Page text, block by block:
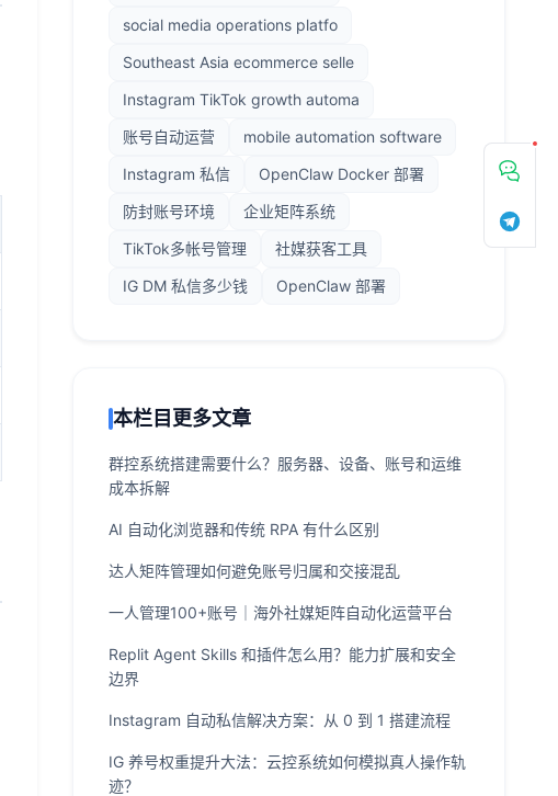
social media operations platfo
Southeast Asia ecommerce selle
Instagram TikTok growth automa
账号自动运营
mobile automation software
Instagram 私信
OpenClaw Docker 部署
防封账号环境
企业矩阵系统
TikTok多帐号管理
社媒获客工具
IG DM 私信多少钱
OpenClaw 部署
本栏目更多文章
群控系统搭建需要什么？服务器、设备、账号和运维
成本拆解
AI 自动化浏览器和传统 RPA 有什么区别
达人矩阵管理如何避免账号归属和交接混乱
一人管理100+账号｜海外社媒矩阵自动化运营平台
Replit Agent Skills 和插件怎么用？能力扩展和安全
边界
Instagram 自动私信解决方案：从 0 到 1 搭建流程
IG 养号权重提升大法：云控系统如何模拟真人操作轨
迹？